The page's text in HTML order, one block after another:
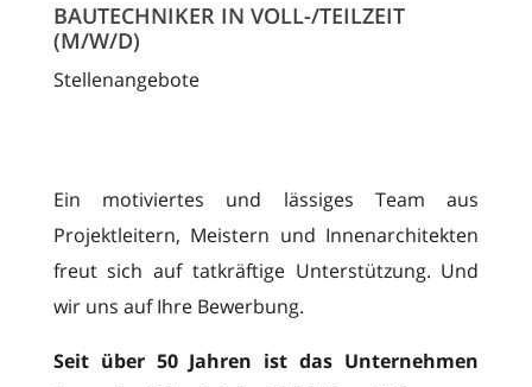
BAUTECHNIKER IN VOLL-/TEILZEIT
(M/W/D)
Stellenangebote
Ein motiviertes und lässiges Team aus
Projektleitern, Meistern und Innenarchitekten
freut sich auf tatkräftige Unterstützung. Und
wir uns auf Ihre Bewerbung.
Seit über 50 Jahren ist das Unternehmen